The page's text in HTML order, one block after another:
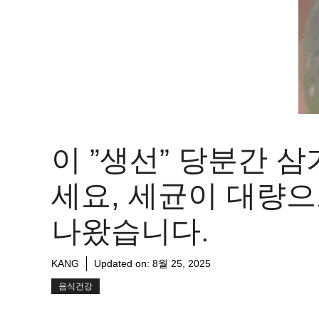
이 ”생선” 당분간 삼
세요, 세균이 대량
나왔습니다.
KANG Updated on: 8월 25, 2025
음식건강